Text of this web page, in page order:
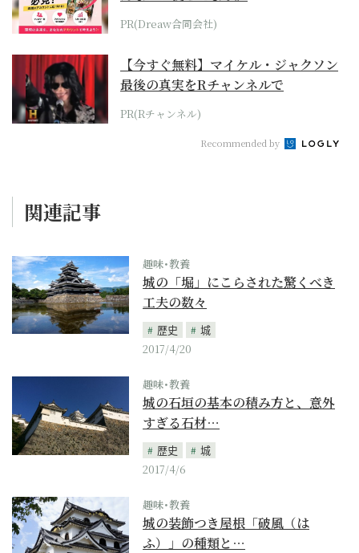
PR(Dreaw合同会社)
【今すぐ無料】マイケル・ジャクソン
最後の真実をRチャンネルで
PR(Rチャンネル)
Recommended by
関連記事
趣味･教養
城の「堀」にこらされた驚くべき
工夫の数々
歴史
城
2017/4/20
趣味･教養
城の石垣の基本の積み方と、意外
すぎる石材…
歴史
城
2017/4/6
趣味･教養
城の装飾つき屋根「破風（は
ふ）」の種類と…